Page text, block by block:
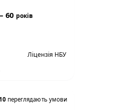
60 років
Ліцензія НБУ
переглядають умови